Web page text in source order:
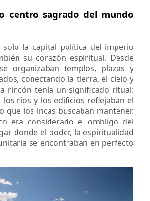
centro sagrado del mundo
solo la capital política del imperio
su corazón espiritual. Desde
organizaban templos, plazas y
conectando la tierra, el cielo y
rincón tenía un significado ritual:
los ríos y los edificios reflejaban el
que los incas buscaban mantener.
era considerado el ombligo del
donde el poder, la espiritualidad
se encontraban en perfecto